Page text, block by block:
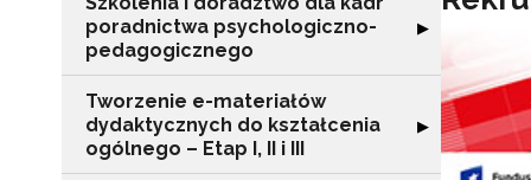
poradnictwa psychologiczno-
pedagogicznego
Rozwiń sekcję
▶
Tworzenie e-materiałów
dydaktycznych do kształcenia
ogólnego – Etap I, II i III
Rozwiń sekcję
▶